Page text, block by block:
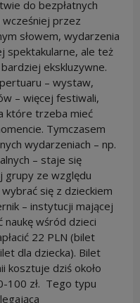
do bezpłatnych
przez
słowem, wydarzenia
spektakularne, ale też
ekskluzywne.
– wystaw,
– więcej festiwali,
które trzeba mieć
Tymczasem
wydarzeniach – np.
– staje się
grupy ze względu
się z dzieckiem
– instytucji mającej
wśród dzieci
22 PLN (bilet
dla dziecka). Bilet
kosztuje dziś około
100 zł. Tego typu